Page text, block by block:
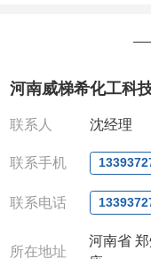
我司对高校及
作中有用到的
电话:0371-
联系人: 沈晓
河南威梯希化工科
联系人 沈经理
联系手机
联系电话
所在地址
河南省